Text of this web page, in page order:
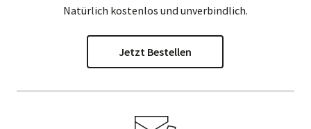
Natürlich kostenlos und unverbindlich.
Jetzt Bestellen